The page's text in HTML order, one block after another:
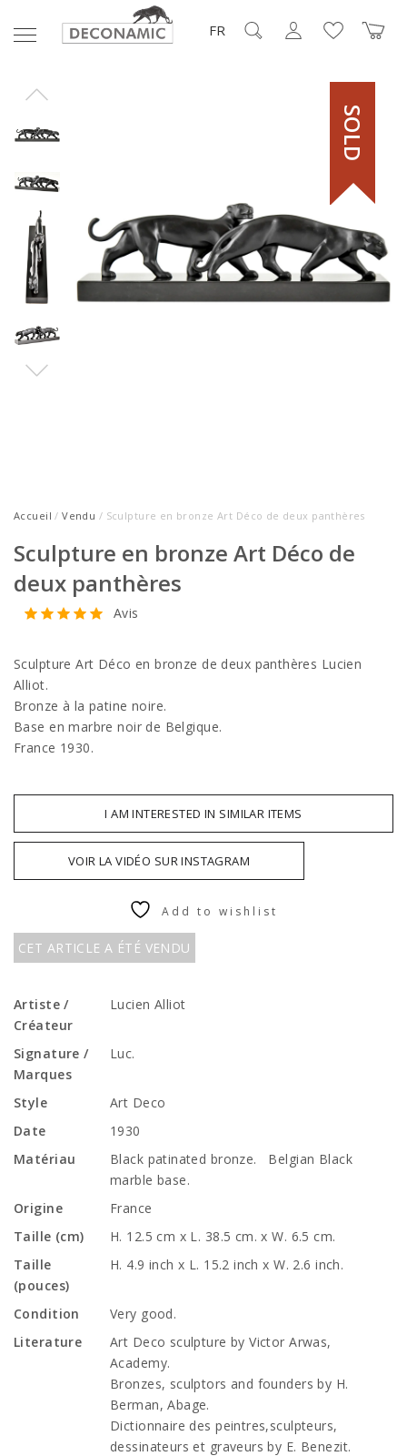
FR
SOLD
Accueil /Vendu / Sculpture en bronze Art Déco de deux panthères
Sculpture en bronze Art Déco de
deux panthères
Avis
Sculpture Art Déco en bronze de deux panthères Lucien
Alliot.
Bronze à la patine noire.
Base en marbre noir de Belgique.
France 1930.
I AM INTERESTED IN SIMILAR ITEMS
CET ARTICLE A ÉTÉ VENDU
VOIR LA VIDÉO SUR INSTAGRAM
Add to wishlist
Artiste /
Créateur
Lucien Alliot
Signature /
Marques
Luc.
Style
Art Deco
Date
1930
Matériau
Black patinated bronze. Belgian Black
marble base.
Origine
France
Taille (cm)
H. 12.5 cm x L. 38.5 cm. x W. 6.5 cm.
Taille
(pouces)
H. 4.9 inch x L. 15.2 inch x W. 2.6 inch.
Condition
Very good.
Literature
Art Deco sculpture by Victor Arwas,
Academy.
Bronzes, sculptors and founders by H.
Berman, Abage.
Dictionnaire des peintres,sculpteurs,
dessinateurs et graveurs by E. Benezit.